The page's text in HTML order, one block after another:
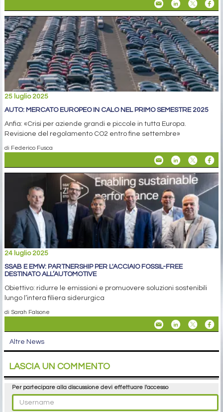
25 luglio 2025
AUTO: MERCATO EUROPEO IN CALO NEL PRIMO SEMESTRE 2025
Anfia: «Crisi per aziende grandi e piccole in tutta Europa.
Revisione del regolamento CO2 entro fine settembre»
di Federico Fusca
24 luglio 2025
SSAB E EMW: PARTNERSHIP PER L'ACCIAIO FOSSIL-FREE
DESTINATO ALL’AUTOMOTIVE
Obiettivo: ridurre le emissioni e promuovere soluzioni sostenibili
lungo l’intera filiera siderurgica
di Sarah Falsone
Altre News
LASCIA UN COMMENTO
Per partecipare alla discussione devi effettuare l'accesso